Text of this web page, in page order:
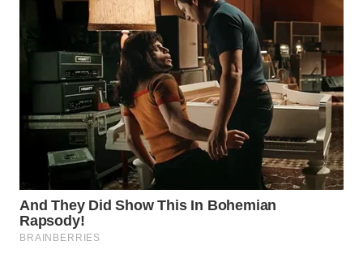
KALTENG
KALTARA
WN
KALSEL
WN
KALTIM